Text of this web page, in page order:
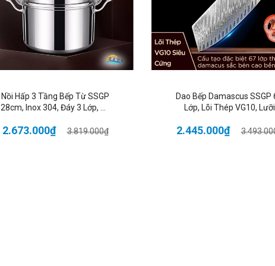
Chất Liệu Thép Không Gỉ
: Bền bỉ, dễ làm sạch, chống bám vân tay
Chuyển Đổi Đơn Vị Linh Hoạt
: 7 đơn vị đo khác nhau, dễ dàng
Màn Hình Nghiêng Sáng Rõ: Đọc dễ dàng với màn hình nghiên và
Cảm Biến Chính Xác Cao: Đo lường chính xác với cảm biến nhạy
🌈 Thông Số Sản Phẩm:
Kích thước: 20,4 x 19,4 x 4,2 cm
Nồi Hấp 3 Tầng Bếp Từ SSGP
28cm, Inox 304, Đáy 3 Lớp, Đa
Chất Lượng LFGB Đức
2.673.000₫ 3.819.000₫
Dao Bếp Damascus SSGP
Lớp, Lõi Thép VG10, Lưỡi
Lượng LFGB Đức
2.445.000₫